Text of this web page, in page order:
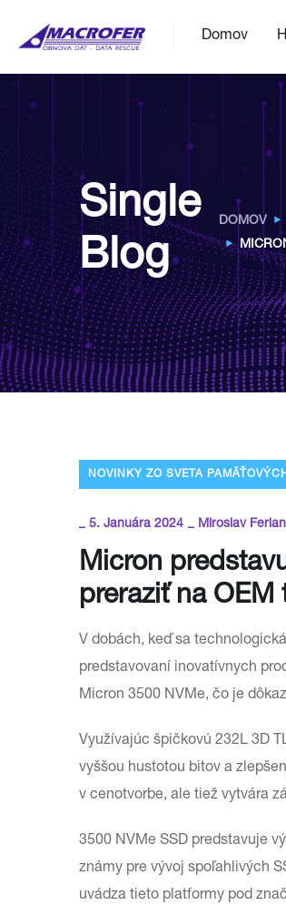
Domov
Single
Blog
DOMOV
NOVINKY ZO SVETA
_ 5. Januára 2024 _ Miroslav
Micron
preraziť na OEM
V dobách, keď sa
predstavovaní inovatívnych
Micron 3500 NVMe, čo je
Využívajúc špičkovú 232L 3D
vyššou hustotou bitov a
v cenotvorbe, ale tiež vytvára
3500 NVMe SSD predstavuje
známy pre vývoj spoľahlivých
uvádza tieto platformy pod